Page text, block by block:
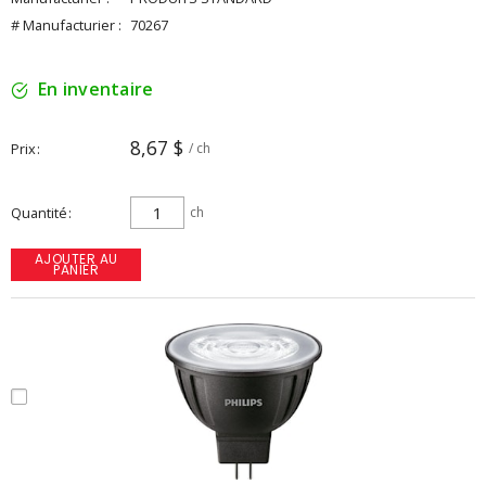
# Manufacturier : 70267
En inventaire
Prix 8,67 $ / ch
Quantité ch
AJOUTER AU
PANIER